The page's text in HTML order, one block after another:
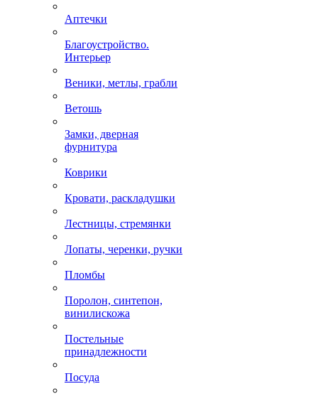
Аптечки
Благоустройство.
Интерьер
Веники, метлы, грабли
Ветошь
Замки, дверная
фурнитура
Коврики
Кровати, раскладушки
Лестницы, стремянки
Лопаты, черенки, ручки
Пломбы
Поролон, синтепон,
винилискожа
Постельные
принадлежности
Посуда